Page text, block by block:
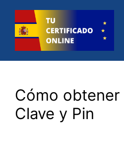
Cómo obtener
Clave y Pin